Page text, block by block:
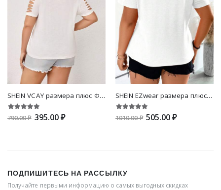
SHEIN VCAY размера плюс Футболка с разрезом с рукавом-реглан
790.00 ₽ 395.00 ₽
SHEIN EZwear размера плюс Футболка на молнии
1010.00 ₽ 505.00 ₽
ПОДПИШИТЕСЬ НА РАССЫЛКУ
Получайте первыми информацию о самых выгодных скидках